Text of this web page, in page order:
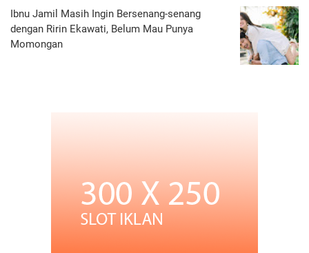
Ibnu Jamil Masih Ingin Bersenang-senang
dengan Ririn Ekawati, Belum Mau Punya
Momongan